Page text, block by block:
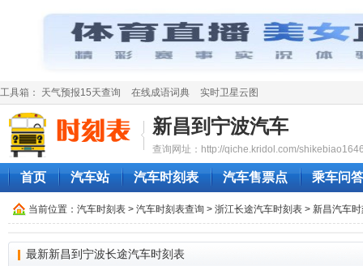
工具箱： 天气预报15天查询 在线成语词典 实时卫星云图
新昌到宁波汽车
查询网址：http://qiche.kridol.com/
首页 汽车站 汽车时刻表 汽车售票点 乘车问答
当前位置： 汽车时刻表 > 汽车时刻表查询 > 浙江长途汽车时刻表 > 新昌汽车
最新新昌到宁波长途汽车时刻表